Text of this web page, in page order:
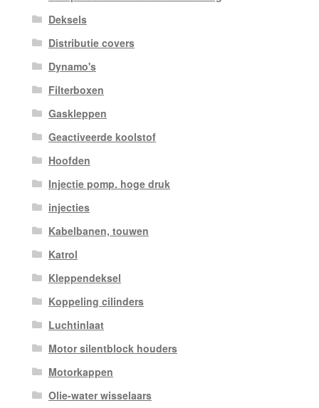
Deksels
Distributie covers
Dynamo's
Filterboxen
Gaskleppen
Geactiveerde koolstof
Hoofden
Injectie pomp. hoge druk
injecties
Kabelbanen, touwen
Katrol
Kleppendeksel
Koppeling cilinders
Luchtinlaat
Motor silentblock houders
Motorkappen
Olie-water wisselaars